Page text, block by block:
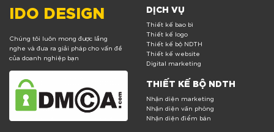
IDO DESIGN
Chúng tôi luôn mong được lắng
nghe và đưa ra giải pháp cho vấn đề
của doanh nghiệp bạn
DỊCH VỤ
Thiết kế bao bì
Thiết kế logo
Thiết kế bộ NDTH
Thiết kế website
Digital marketing
THIẾT KẾ BỘ NDTH
Nhận diện marketing
Nhận diện văn phòng
Nhận diện điểm bán